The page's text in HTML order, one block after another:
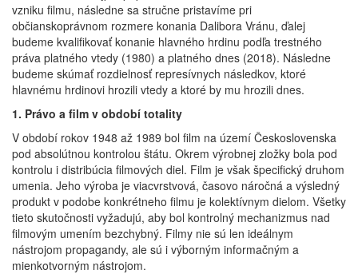
vzniku filmu, následne sa stručne pristavíme pri
občianskoprávnom rozmere konania Dalibora Vránu, ďalej
budeme kvalifikovať konanie hlavného hrdinu podľa trestného
práva platného vtedy (1980) a platného dnes (2018). Následne
budeme skúmať rozdielnosť represívnych následkov, ktoré
hlavnému hrdinovi hrozili vtedy a ktoré by mu hrozili dnes.
1. Právo a film v období totality
V období rokov 1948 až 1989 bol film na území Československa
pod absolútnou kontrolou štátu. Okrem výrobnej zložky bola pod
kontrolu i distribúcia filmových diel. Film je však špecifický druhom
umenia. Jeho výroba je viacvrstvová, časovo náročná a výsledný
produkt v podobe konkrétneho filmu je kolektívnym dielom. Všetky
tieto skutočnosti vyžadujú, aby bol kontrolný mechanizmus nad
filmovým umením bezchybný. Filmy nie sú len ideálnym
nástrojom propagandy, ale sú i výborným informačným a
mienkotvorným nástrojom.